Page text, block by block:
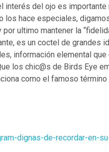
del ojo es importante
hace especiales,
ultimo mantener la
es un coctel de grandes
información elemental
los chic@s de Birds Eye
como el famoso término
dignas-de-recordar-en-